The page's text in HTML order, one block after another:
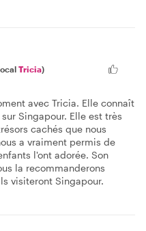
Tricia)
avec Tricia. Elle connaît
Singapour. Elle est très
cachés que nous
a vraiment permis de
l'ont adorée. Son
la recommanderons
visiteront Singapour.